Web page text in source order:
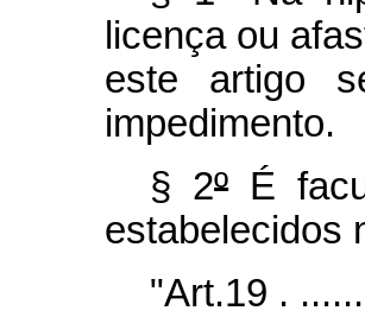
licença ou
este artigo
impedimento.
§ 2ºÉ
estabelecidos
"Art.19 .